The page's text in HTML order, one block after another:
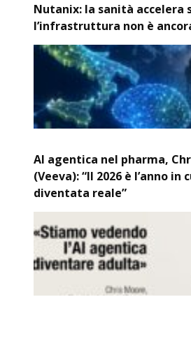
Nutanix: la sanità accelera
l’infrastruttura non è
AI agentica nel pharma,
(Veeva): “Il 2026 è l’anno in
diventata reale”